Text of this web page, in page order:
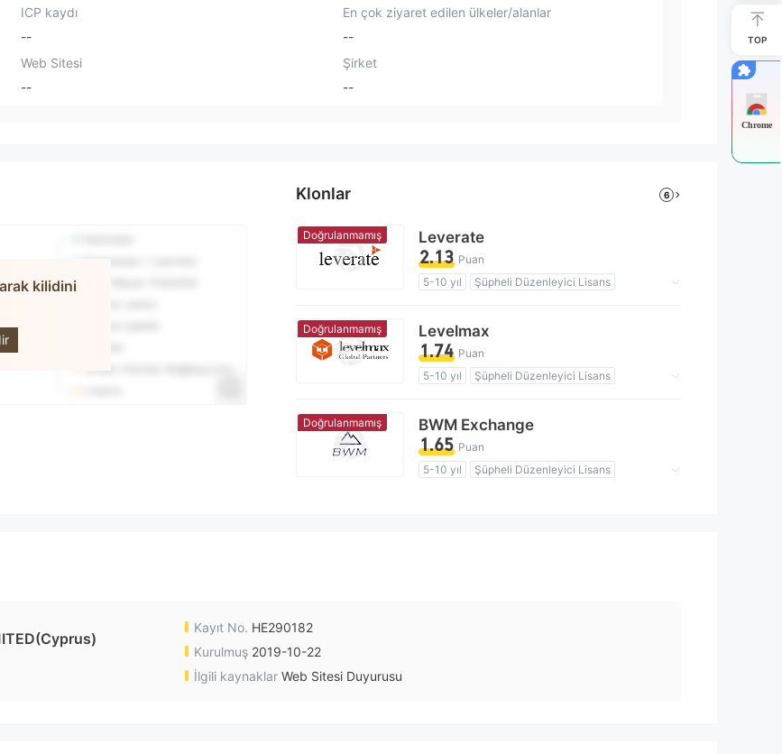
ICP kaydı
--
En çok ziyaret edilen ülkeler/alanlar
--
Web Sitesi
--
Şirket
--
kilidini
Klonlar 6
Doğrulanmamış Leverate
2.13 Puan
5-10 yıl
Şüpheli Düzenleyici Lisans
Yüksek düzeyde potansiyel risk
Doğrulanmamış Levelmax
1.74 Puan
5-10 yıl
Şüpheli Düzenleyici Lisans
Yüksek düzeyde potansiyel risk
Doğrulanmamış BWM Exchange
1.65 Puan
5-10 yıl
Şüpheli Düzenleyici Lisans
Kayıt No. HE290182
Kurulmuş 2019-10-22
İlgili kaynaklar Web Sitesi Duyurusu
TOP
Chrome